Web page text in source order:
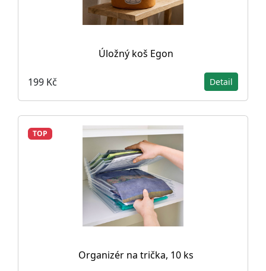
Úložný koš Egon
199 Kč Detail
TOP
Organizér na trička, 10 ks